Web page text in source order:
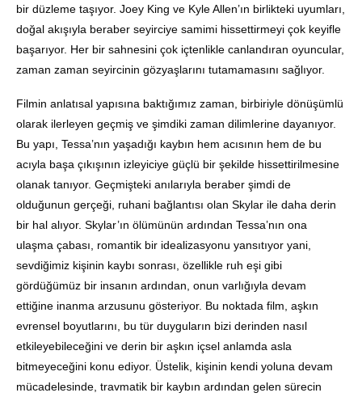
bir düzleme taşıyor. Joey King ve Kyle Allen’ın birlikteki uyumları,
doğal akışıyla beraber seyirciye samimi hissettirmeyi çok keyifle
başarıyor. Her bir sahnesini çok içtenlikle canlandıran oyuncular,
zaman zaman seyircinin gözyaşlarını tutamamasını sağlıyor.
Filmin anlatısal yapısına baktığımız zaman, birbiriyle dönüşümlü
olarak ilerleyen geçmiş ve şimdiki zaman dilimlerine dayanıyor.
Bu yapı, Tessa’nın yaşadığı kaybın hem acısının hem de bu
acıyla başa çıkışının izleyiciye güçlü bir şekilde hissettirilmesine
olanak tanıyor. Geçmişteki anılarıyla beraber şimdi de
olduğunun gerçeği, ruhani bağlantısı olan Skylar ile daha derin
bir hal alıyor. Skylar’ın ölümünün ardından Tessa’nın ona
ulaşma çabası, romantik bir idealizasyonu yansıtıyor yani,
sevdiğimiz kişinin kaybı sonrası, özellikle ruh eşi gibi
gördüğümüz bir insanın ardından, onun varlığıyla devam
ettiğine inanma arzusunu gösteriyor. Bu noktada film, aşkın
evrensel boyutlarını, bu tür duyguların bizi derinden nasıl
etkileyebileceğini ve derin bir aşkın içsel anlamda asla
bitmeyeceğini konu ediyor. Üstelik, kişinin kendi yoluna devam
mücadelesinde, travmatik bir kaybın ardından gelen sürecin